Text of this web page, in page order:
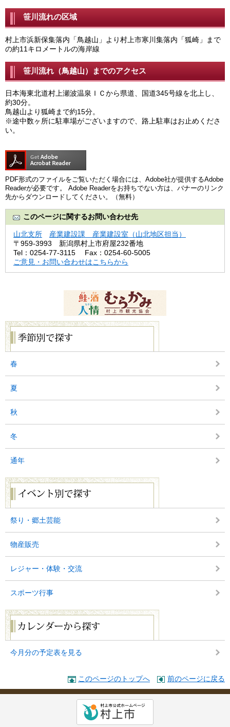
笹川流れの区域
村上市浜新保集落内「鳥越山」より村上市寒川集落内「狐崎」まで
の約11キロメートルの海岸線
笹川流れ（鳥越山）までのアクセス
日本海東北道村上瀬波温泉ＩＣから県道、国道345号線を北上し、
約30分。
鳥越山より狐崎まで約15分。
※途中数ヶ所に駐車場がございますので、路上駐車はお止めくださ
い。
PDF形式のファイルをご覧いただく場合には、Adobe社が提供するAdobe
Readerが必要です。
Adobe Readerをお持ちでない方は、バナーのリンク
先からダウンロードしてください。（無料）
このページに関するお問い合わせ先
山北支所
産業建設課 産業建設室（山北地区担当）
〒959-3993
新潟県村上市府屋232番地
Tel：0254-77-3115
Fax：0254-60-5005
ご意見・お問い合わせはこちらから
季
節
別
で
探春
夏
秋
冬
通年
イ
ベ
ン
ト
別
す
祭り・郷土芸能
物産販売
レジャー・体験・交流
スポーツ行事
カ
レ
ン
ダ
ー
す
今月分の予定表を見る
このページのトップへ 前のページに戻る